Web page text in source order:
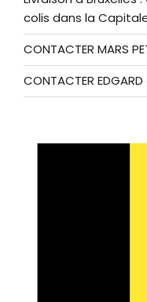
colis dans la
CONTACTER MARS
CONTACTER